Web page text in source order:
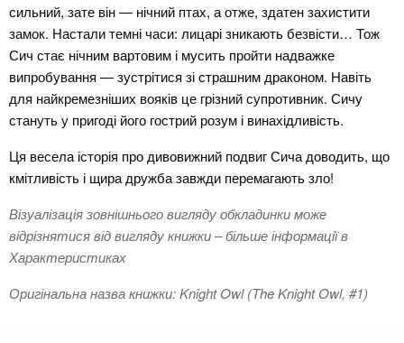
сильний, зате він — нічний птах, а отже, здатен захистити
замок. Настали темні часи: лицарі зникають безвісти… Тож
Сич стає нічним вартовим і мусить пройти надважке
випробування — зустрітися зі страшним драконом. Навіть
для найкремезніших вояків це грізний супротивник. Сичу
стануть у пригоді його гострий розум і винахідливість.
Ця весела історія про дивовижний подвиг Сича доводить, що
кмітливість і щира дружба завжди перемагають зло!
Візуалізація зовнішнього вигляду обкладинки може
відрізнятися від вигляду книжки – більше інформації в
Характеристиках
Оригінальна назва книжки: Knight Owl (The Knight Owl, #1)